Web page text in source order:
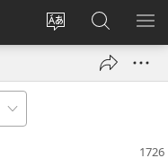
Promeni
Prijava
(otvara
Pretraga
sajta
JW.ORG